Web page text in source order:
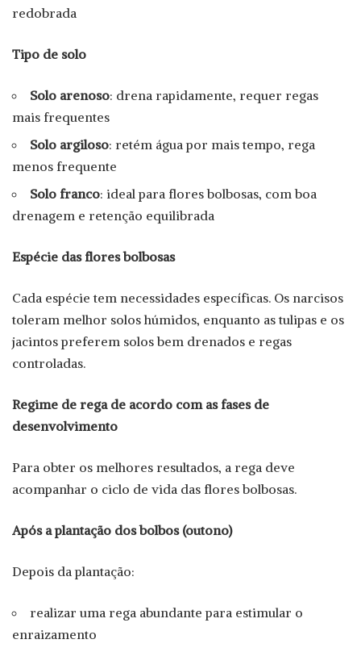
redobrada
Tipo de solo
Solo arenoso: drena rapidamente, requer regas
mais frequentes
Solo argiloso: retém água por mais tempo, rega
menos frequente
Solo franco: ideal para flores bolbosas, com boa
drenagem e retenção equilibrada
Espécie das flores bolbosas
Cada espécie tem necessidades específicas. Os narcisos
toleram melhor solos húmidos, enquanto as tulipas e os
jacintos preferem solos bem drenados e regas
controladas.
Regime de rega de acordo com as fases de
desenvolvimento
Para obter os melhores resultados, a rega deve
acompanhar o ciclo de vida das flores bolbosas.
Após a plantação dos bolbos (outono)
Depois da plantação:
realizar uma rega abundante para estimular o
enraizamento